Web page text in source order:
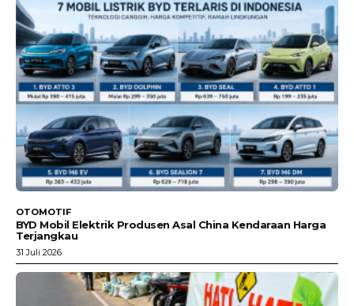
OTOMOTIF
BYD Mobil Elektrik Produsen Asal China Kendaraan Harga
Terjangkau
31 Juli 2026